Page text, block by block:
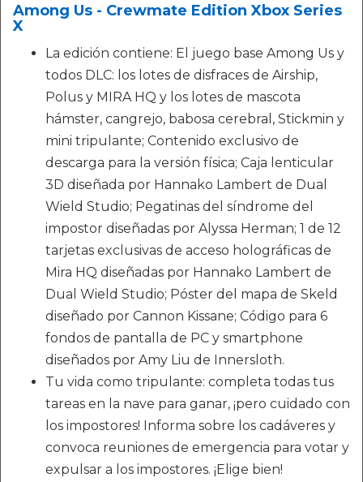
Among Us - Crewmate Edition Xbox Series
X
La edición contiene: El juego base Among Us y
todos DLC: los lotes de disfraces de Airship,
Polus y MIRA HQ y los lotes de mascota
hámster, cangrejo, babosa cerebral, Stickmin y
mini tripulante; Contenido exclusivo de
descarga para la versión física; Caja lenticular
3D diseñada por Hannako Lambert de Dual
Wield Studio; Pegatinas del síndrome del
impostor diseñadas por Alyssa Herman; 1 de 12
tarjetas exclusivas de acceso holográficas de
Mira HQ diseñadas por Hannako Lambert de
Dual Wield Studio; Póster del mapa de Skeld
diseñado por Cannon Kissane; Código para 6
fondos de pantalla de PC y smartphone
diseñados por Amy Liu de Innersloth.
Tu vida como tripulante: completa todas tus
tareas en la nave para ganar, ¡pero cuidado con
los impostores! Informa sobre los cadáveres y
convoca reuniones de emergencia para votar y
expulsar a los impostores. ¡Elige bien!